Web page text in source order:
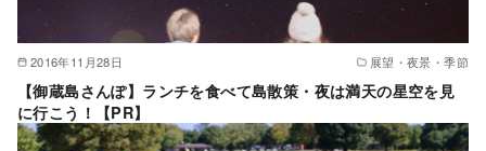
2016年11月28日 展望・夜景・季節
【御蔵島さんぽ】ランチを食べて島散策・夜は満天の星空を見
に行こう！【PR】